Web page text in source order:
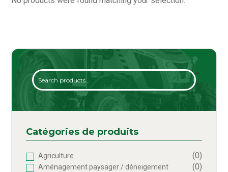
Search
Catégories de produits
Agriculture (0)
Aménagement paysager / déneigement (0)